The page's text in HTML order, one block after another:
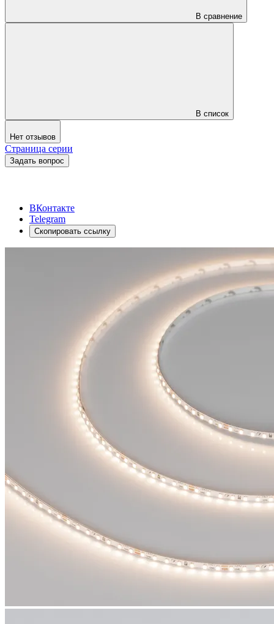
В сравнение
В список
Нет отзывов
Страница серии
Задать вопрос
ВКонтакте
Telegram
Скопировать ссылку